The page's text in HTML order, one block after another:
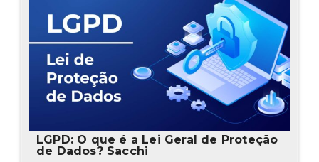
LGPD: O que é a Lei Geral de Proteção
de Dados? Sacchi